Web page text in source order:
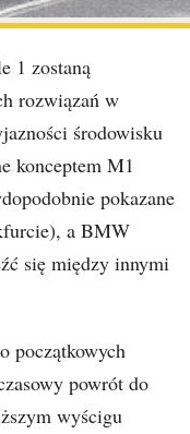
1 zostaną
rozwiązań w
środowisku
konceptem M1
pokazane
a BMW
się między innymi
początkowych
powrót do
wyścigu